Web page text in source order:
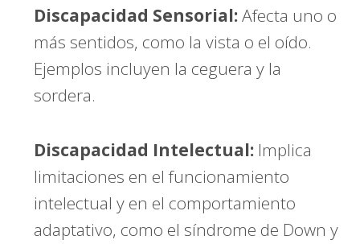
Discapacidad Sensorial:Afecta uno o
más sentidos, como la vista o el oído.
Ejemplos incluyen la ceguera y la
sordera.
Discapacidad Intelectual: Implica
limitaciones en el funcionamiento
intelectual y en el comportamiento
adaptativo, como el síndrome de Down y